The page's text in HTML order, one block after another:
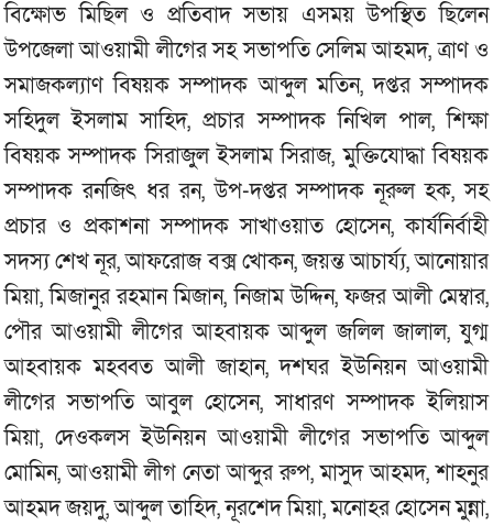
বিক্ষোভ মিছিল ও প্রতিবাদ সভায় এসময় উপস্থিত ছিলেন
উপজেলা আওয়ামী লীগের সহ সভাপতি সেলিম আহমদ, ত্রাণ ও
সমাজকল্যাণ বিষয়ক সম্পাদক আব্দুল মতিন, দপ্তর সম্পাদক
সহিদুল ইসলাম সাহিদ, প্রচার সম্পাদক নিখিল পাল, শিক্ষা
বিষয়ক সম্পাদক সিরাজুল ইসলাম সিরাজ, মুক্তিযোদ্ধা বিষয়ক
সম্পাদক রনজিৎ ধর রন, উপ-দপ্তর সম্পাদক নূরুল হক, সহ
প্রচার ও প্রকাশনা সম্পাদক সাখাওয়াত হোসেন, কার্যনির্বাহী
সদস্য শেখ নূর, আফরোজ বক্স খোকন, জয়ন্ত আচার্য্য, আনোয়ার
মিয়া, মিজানুর রহমান মিজান, নিজাম উদ্দিন, ফজর আলী মেম্বার,
পৌর আওয়ামী লীগের আহবায়ক আব্দুল জলিল জালাল, যুগ্ম
আহবায়ক মহব্বত আলী জাহান, দশঘর ইউনিয়ন আওয়ামী
লীগের সভাপতি আবুল হোসেন, সাধারণ সম্পাদক ইলিয়াস
মিয়া, দেওকলস ইউনিয়ন আওয়ামী লীগের সভাপতি আব্দুল
মোমিন, আওয়ামী লীগ নেতা আব্দুর রুপ, মাসুদ আহমদ, শাহনুর
আহমদ জয়দু, আব্দুল তাহিদ, নূরশেদ মিয়া, মনোহর হোসেন মুন্না,